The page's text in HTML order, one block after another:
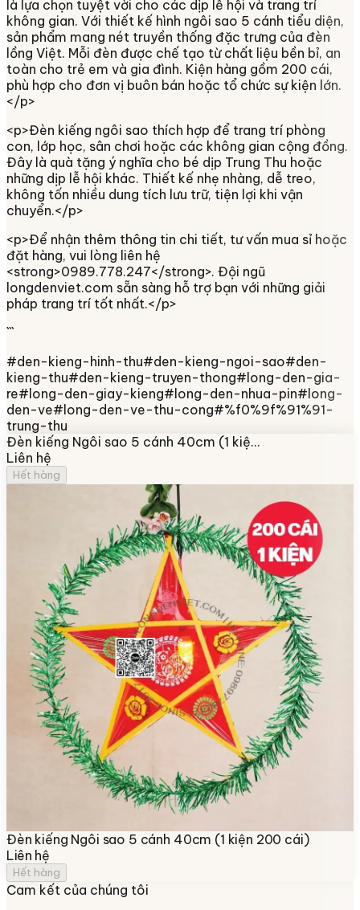
là lựa chọn tuyệt vời cho các dịp lễ hội và trang trí
không gian. Với thiết kế hình ngôi sao 5 cánh tiểu diện,
sản phẩm mang nét truyền thống đặc trưng của đèn
lồng Việt. Mỗi đèn được chế tạo từ chất liệu bền bỉ, an
toàn cho trẻ em và gia đình. Kiện hàng gồm 200 cái,
phù hợp cho đơn vị buôn bán hoặc tổ chức sự kiện lớn.
</p>
<p>Đèn kiếng ngôi sao thích hợp để trang trí phòng
con, lớp học, sân chơi hoặc các không gian cộng đồng.
Đây là quà tặng ý nghĩa cho bé dịp Trung Thu hoặc
những dịp lễ hội khác. Thiết kế nhẹ nhàng, dễ treo,
không tốn nhiều dung tích lưu trữ, tiện lợi khi vận
chuyển.</p>
<p>Để nhận thêm thông tin chi tiết, tư vấn mua sỉ hoặc
đặt hàng, vui lòng liên hệ
<strong>0989.778.247</strong>. Đội ngũ
longdenviet.com sẵn sàng hỗ trợ bạn với những giải
pháp trang trí tốt nhất.</p>
```
#den-kieng-hinh-thu#den-kieng-ngoi-sao#den-
kieng-thu#den-kieng-truyen-thong# long-den-gia-
re# long-den-giay-kieng# long-den-nhua-pin# long-
den-ve# long-den-ve-thu-cong#%f0%9f%91%91-
trung-thu
Đèn kiếng Ngôi sao 5 cánh 40cm (1 kiệ…
Liên hệ
Hết hàng
Đèn kiếng Ngôi sao 5 cánh 40cm (1 kiện 200 cái)
Liên hệ
Hết hàng
Cam kết của chúng tôi